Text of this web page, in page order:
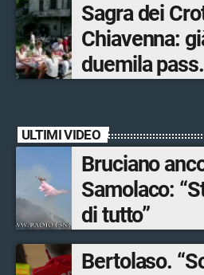
Sagra dei
Chiavenna:
duemila
ULTIMI VIDEO
Bruciano
Samolaco:
di tutto”
Bertolaso.